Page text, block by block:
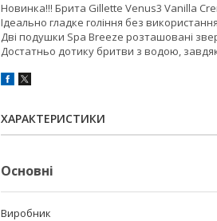
Новинка!!! Брита Gillette Venus3 Vanilla
Ідеально гладке гоління без
Дві подушки Spa Breeze розташовані
Достатньо дотику бритви з водою,
ХАРАКТЕРИСТИКИ
Основні
Виробник